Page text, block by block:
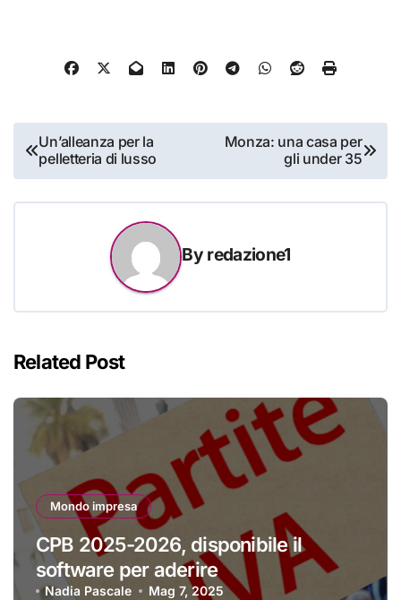
Navigazione
articoli
Un’alleanza per la
pelletteria di lusso
Monza: una casa per
gli under 35
By redazione1
Related Post
Mondo impresa
CPB 2025-2026, disponibile il
software per aderire
Nadia Pascale Mag 7, 2025